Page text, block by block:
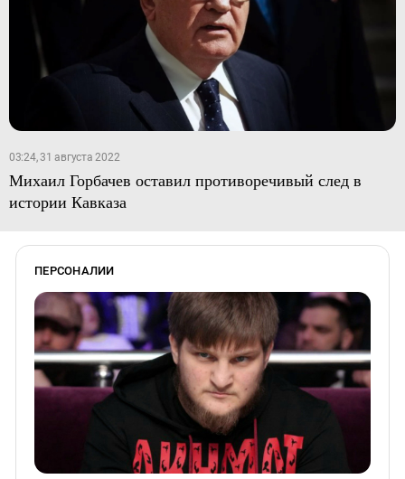
03:24, 31 августа 2022
Михаил Горбачев оставил противоречивый след в
истории Кавказа
ПЕРСОНАЛИИ